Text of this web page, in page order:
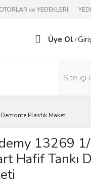
ve YEDEKLERİ
Üye Ol /
Plastik Maketi
13269
Hafif Tankı